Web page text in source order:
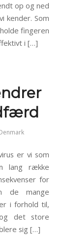
op og ned
kender. Som
fingeren
i […]
er vi som
lang række
for
de mange
i forhold til,
det store
sig […]